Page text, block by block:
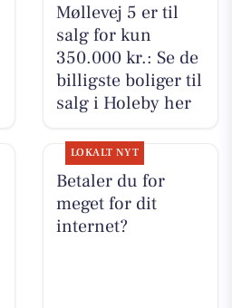
Møllevej 5 er til
salg for kun
350.000 kr.: Se de
billigste boliger til
salg i Holeby her
LOKALT NYT
Betaler du for
meget for dit
internet?